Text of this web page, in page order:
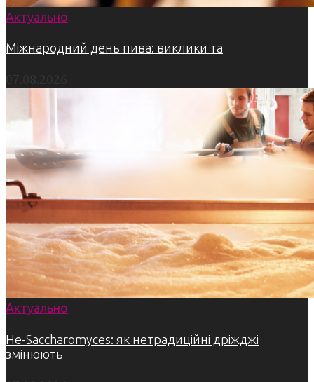
Актуально
Міжнародний день пива: виклики та
Актуально
Не-Saccharomyces: як нетрадиційні дріжджі
змінюють